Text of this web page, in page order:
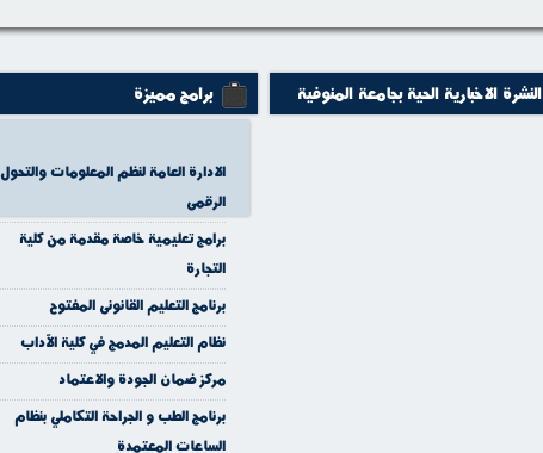
النشرة الاخبارية الحية بجامعة المنوفية برامج مميزة
الادارة العامة لنظم المعلومات والتحول
الرقمى
برامج تعليمية خاصة مقدمة من كلية
التجارة
برنامج التعليم القانونى المفتوح
نظام التعليم المدمج في كلية الآداب
مركز ضمان الجودة والاعتماد
برنامج الطب و الجراحة التكاملي بنظام
الساعات المعتمدة